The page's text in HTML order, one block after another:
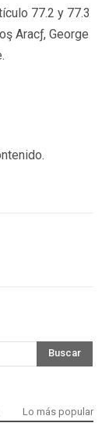
77.2 y 77.3
Aracƒ, George
Buscar
Lo más popular